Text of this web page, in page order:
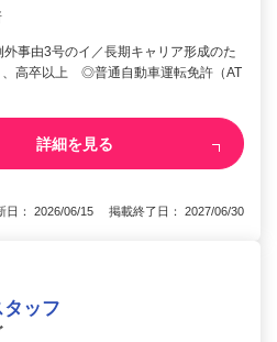
事由3号のイ／長期キャリア形成のた
、高卒以上 ◎普通自動車運転免許（AT
詳細を見る
日： 2026/06/15 掲載終了日： 2027/06/30
ッフ